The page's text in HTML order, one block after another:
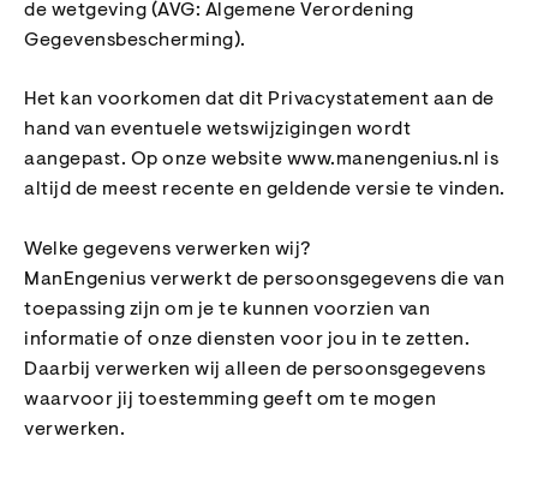
de wetgeving (AVG: Algemene Verordening
Gegevensbescherming).
Het kan voorkomen dat dit Privacystatement aan de
hand van eventuele wetswijzigingen wordt
aangepast. Op onze website www.manengenius.nl is
altijd de meest recente en geldende versie te vinden.
Welke gegevens verwerken wij?
ManEngenius verwerkt de persoonsgegevens die van
toepassing zijn om je te kunnen voorzien van
informatie of onze diensten voor jou in te zetten.
Daarbij verwerken wij alleen de persoonsgegevens
waarvoor jij toestemming geeft om te mogen
verwerken.